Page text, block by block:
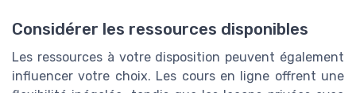
Considérer les ressources disponibles
Les ressources à votre disposition peuvent également
influencer votre choix. Les cours en ligne offrent une